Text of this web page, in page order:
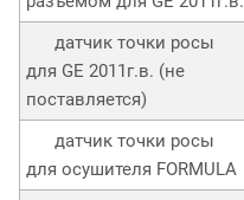
датчик точки росы
для GE 2011г.в. (не
поставляется)
датчик точки росы
для осушителя FORMULA